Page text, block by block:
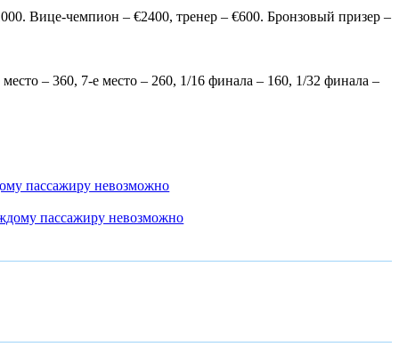
Вице-чемпион – €2400, тренер – €600. Бронзовый призер –
– 360, 7-е место – 260, 1/16 финала – 160, 1/32 финала –
пассажиру невозможно